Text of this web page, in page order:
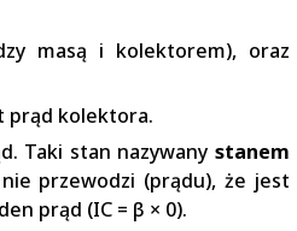
masą i kolektorem), oraz
prąd kolektora.
Taki stan nazywany stanem
przewodzi (prądu), że jest
prąd (IC = β × 0).